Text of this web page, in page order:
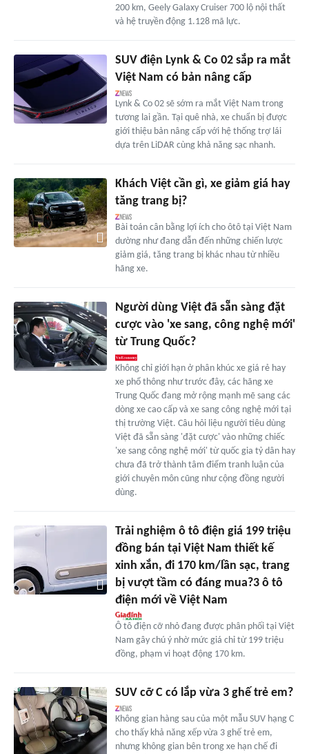
200 km, Geely Galaxy Cruiser 700 lộ nội thất
và hệ truyền động 1.128 mã lực.
SUV điện Lynk & Co 02 sắp ra mắt
Việt Nam có bản nâng cấp
Lynk & Co 02 sẽ sớm ra mắt Việt Nam trong
tương lai gần. Tại quê nhà, xe chuẩn bị được
giới thiệu bản nâng cấp với hệ thống trợ lái
dựa trên LiDAR cùng khả năng sạc nhanh.
Khách Việt cần gì, xe giảm giá hay
tăng trang bị?
Bài toán cân bằng lợi ích cho ôtô tại Việt Nam
dường như đang dẫn đến những chiến lược
giảm giá, tăng trang bị khác nhau từ nhiều
hãng xe.
Người dùng Việt đã sẵn sàng đặt
cược vào 'xe sang, công nghệ mới'
từ Trung Quốc?
Không chỉ giới hạn ở phân khúc xe giá rẻ hay
xe phổ thông như trước đây, các hãng xe
Trung Quốc đang mở rộng mạnh mẽ sang các
dòng xe cao cấp và xe sang công nghệ mới tại
thị trường Việt. Câu hỏi liệu người tiêu dùng
Việt đã sẵn sàng 'đặt cược' vào những chiếc
'xe sang công nghệ mới' từ quốc gia tỷ dân hay
chưa đã trở thành tâm điểm tranh luận của
giới chuyên môn cũng như cộng đồng người
dùng.
Trải nghiệm ô tô điện giá 199 triệu
đồng bán tại Việt Nam thiết kế
xinh xắn, đi 170 km/lần sạc, trang
bị vượt tầm có đáng mua?3 ô tô
điện mới về Việt Nam
Ô tô điện cỡ nhỏ đang được phân phối tại Việt
Nam gây chú ý nhờ mức giá chỉ từ 199 triệu
đồng, phạm vi hoạt động 170 km.
SUV cỡ C có lắp vừa 3 ghế trẻ em?
Không gian hàng sau của một mẫu SUV hạng C
cho thấy khả năng xếp vừa 3 ghế trẻ em,
nhưng không gian bên trong xe hạn chế đi